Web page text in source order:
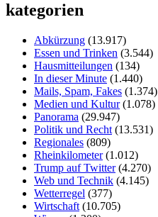
kategorien
Abkürzung (13.917)
Essen und Trinken (3.544)
Hausmitteilungen (134)
In dieser Minute (1.440)
Mails, Spam, Fakes (1.374)
Medien und Kultur(1.078)
Panorama (29.947)
Politik und Recht (13.531)
Regionales (809)
Rheinkilometer(1.012)
Trump auf Twitter(4.270)
Web und Technik (4.145)
Wetterregel (377)
Wirtschaft (10.705)